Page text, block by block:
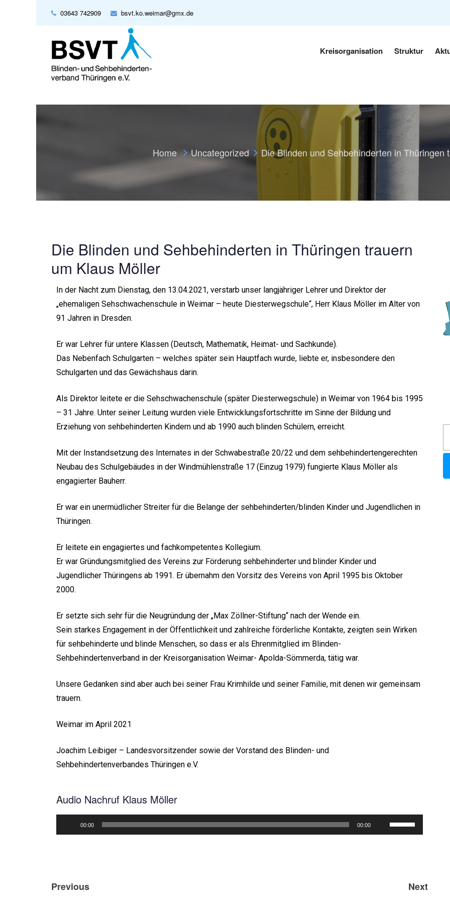
03643 742909 bsvt.ko.weimar@gmx.de
Kreisorganisation Struktur
Home Uncategorized Die Blinden und Sehbehinderten in Thüringen
Die Blinden und Sehbehinderten in Thüringen trauern
um Klaus Möller
In der Nacht zum Dienstag, den 13.04.2021, verstarb unser langjähriger Lehrer und Direktor der
„ehemaligen Sehschwachenschule in Weimar – heute Diesterwegschule“, Herr Klaus Möller im Alter von
91 Jahren in Dresden.
Er war Lehrer für untere Klassen (Deutsch, Mathematik, Heimat- und Sachkunde).
Das Nebenfach Schulgarten – welches später sein Hauptfach wurde, liebte er, insbesondere den
Schulgarten und das Gewächshaus darin.
Als Direktor leitete er die Sehschwachenschule (später Diesterwegschule) in Weimar von 1964 bis 1995
– 31 Jahre. Unter seiner Leitung wurden viele Entwicklungsfortschritte im Sinne der Bildung und
Erziehung von sehbehinderten Kindern und ab 1990 auch blinden Schülern, erreicht.
Mit der Instandsetzung des Internates in der Schwabestraße 20/22 und dem sehbehindertengerechten
Neubau des Schulgebäudes in der Windmühlenstraße 17 (Einzug 1979) fungierte Klaus Möller als
engagierter Bauherr.
Er war ein unermüdlicher Streiter für die Belange der sehbehinderten/blinden Kinder und Jugendlichen in
Thüringen.
Er leitete ein engagiertes und fachkompetentes Kollegium.
Er war Gründungsmitglied des Vereins zur Förderung sehbehinderter und blinder Kinder und
Jugendlicher Thüringens ab 1991. Er übernahm den Vorsitz des Vereins von April 1995 bis Oktober
2000.
Er setzte sich sehr für die Neugründung der „Max Zöllner-Stiftung“ nach der Wende ein.
Sein starkes Engagement in der Öffentlichkeit und zahlreiche förderliche Kontakte, zeigten sein Wirken
für sehbehinderte und blinde Menschen, so dass er als Ehrenmitglied im Blinden-
Sehbehindertenverband in der Kreisorganisation Weimar- Apolda-Sömmerda, tätig war.
Unsere Gedanken sind aber auch bei seiner Frau Krimhilde und seiner Familie, mit denen wir gemeinsam
trauern.
Weimar im April 2021
Joachim Leibiger – Landesvorsitzender sowie der Vorstand des Blinden- und
Sehbehindertenverbandes Thüringen e.V.
Audio Nachruf Klaus Möller
Player
00:00 00:00
Pfeiltasten
Hoch/Runter
Lautstärke
Previous Next